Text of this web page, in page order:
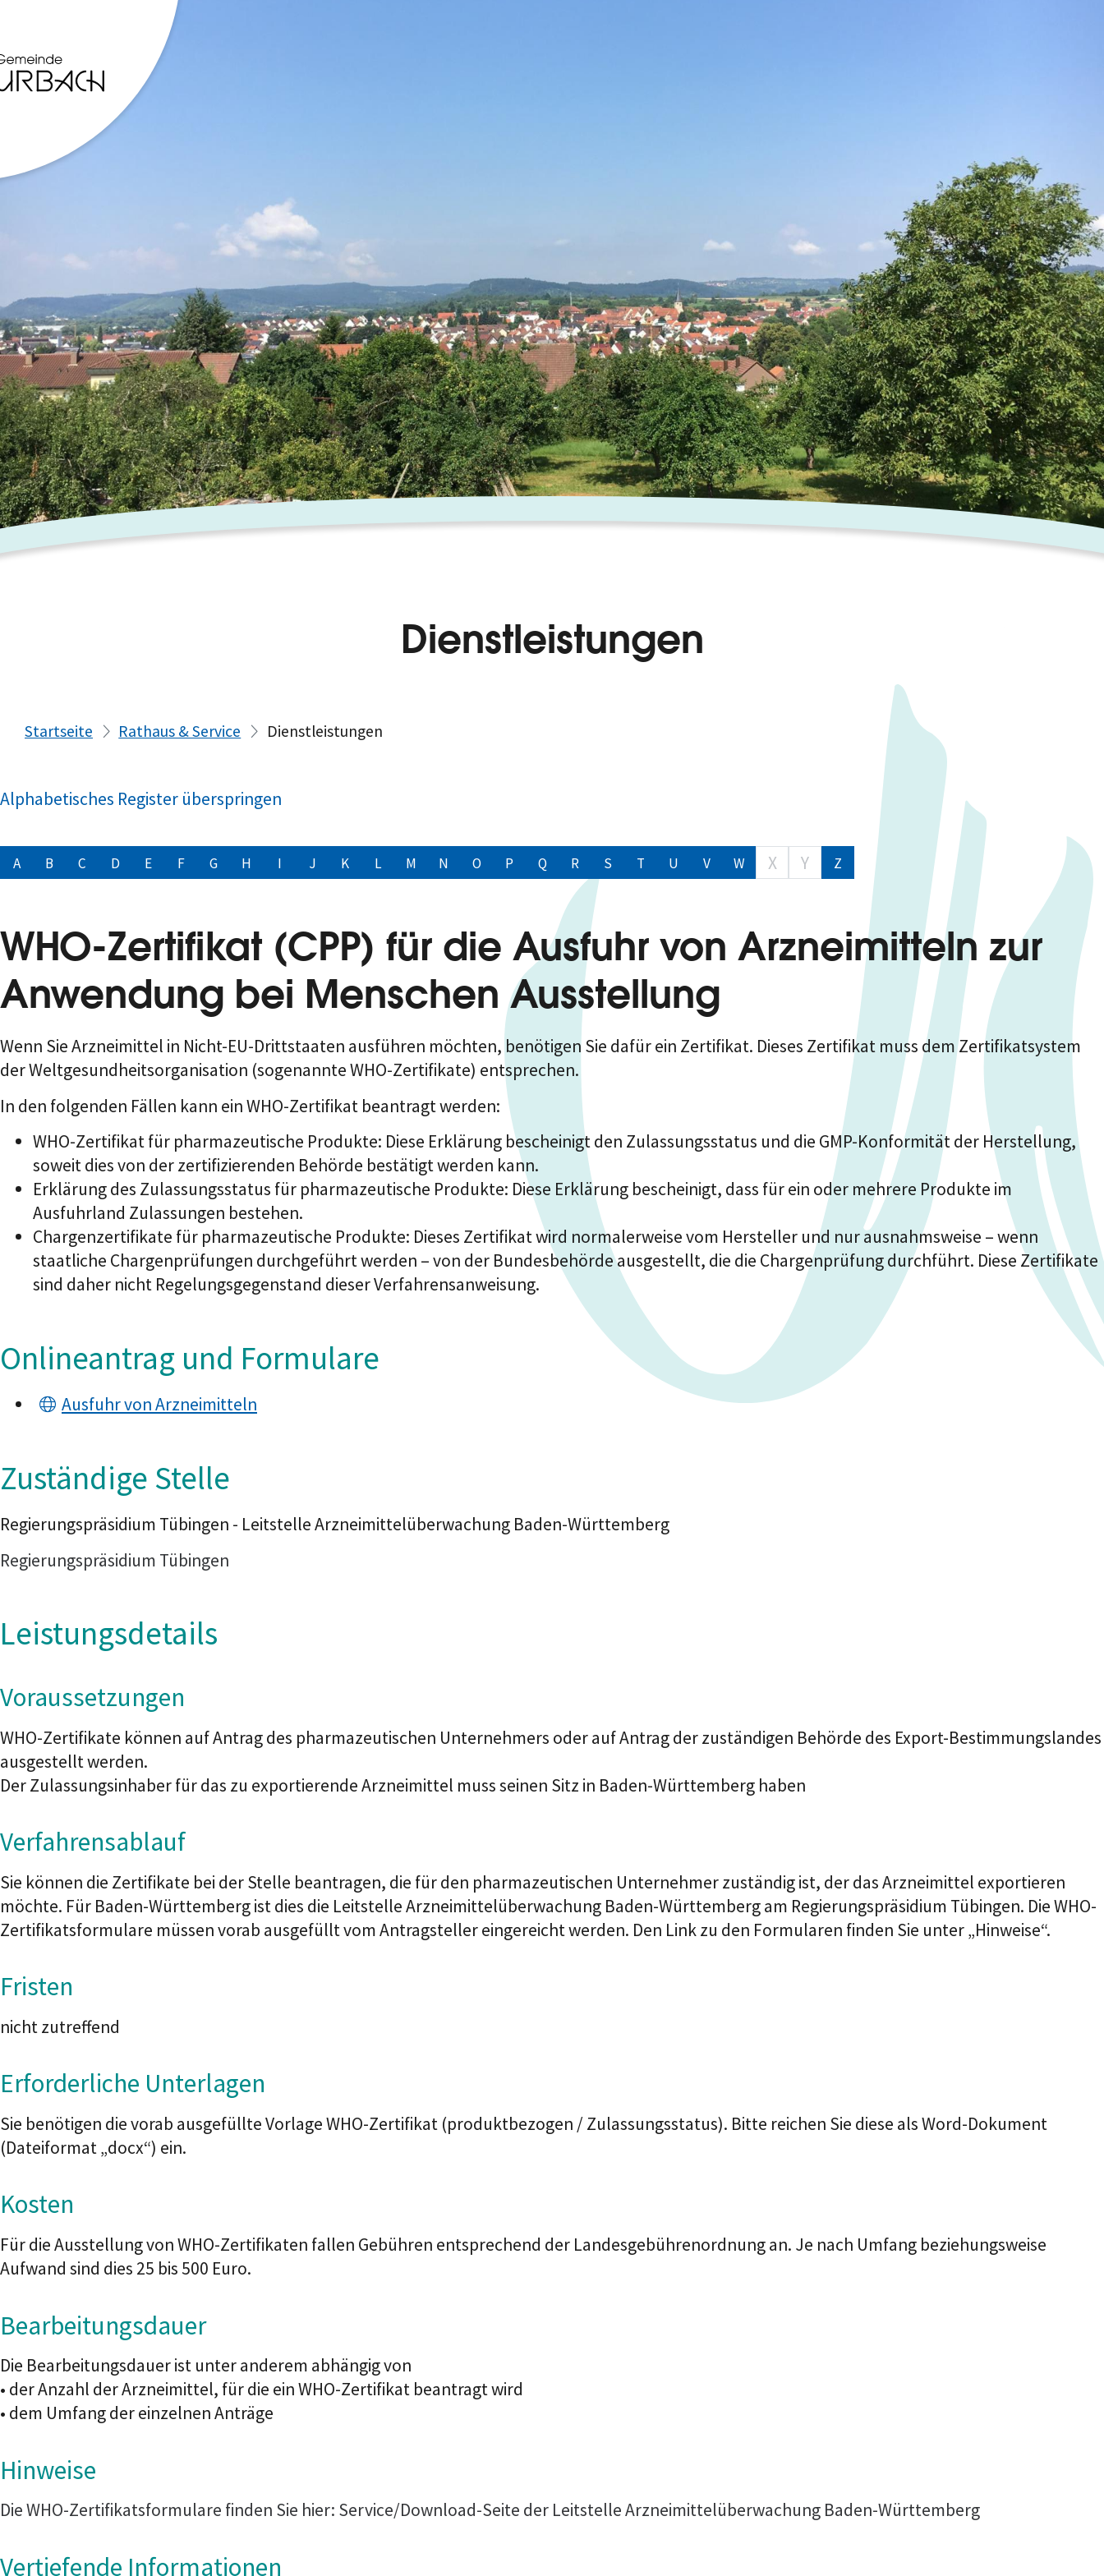
Dienstleistungen
Startseite Rathaus & Service Dienstleistungen
Alphabetisches Register überspringen
A B C D E F G H I J K L M N O P Q R S T U V W X Y Z
WHO-Zertifikat (CPP) für die Ausfuhr von Arzneimitteln zur
Anwendung bei Menschen Ausstellung
Wenn Sie Arzneimittel in Nicht-EU-Drittstaaten ausführen möchten, benötigen Sie dafür ein Zertifikat. Dieses Zertifikat muss dem Zertifikatsystem
der Weltgesundheitsorganisation (sogenannte WHO-Zertifikate) entsprechen.
In den folgenden Fällen kann ein WHO-Zertifikat beantragt werden:
WHO-Zertifikat für pharmazeutische Produkte: Diese Erklärung bescheinigt den Zulassungsstatus und die GMP-Konformität der Herstellung,
soweit dies von der zertifizierenden Behörde bestätigt werden kann.
Erklärung des Zulassungsstatus für pharmazeutische Produkte: Diese Erklärung bescheinigt, dass für ein oder mehrere Produkte im
Ausfuhrland Zulassungen bestehen.
Chargenzertifikate für pharmazeutische Produkte: Dieses Zertifikat wird normalerweise vom Hersteller und nur ausnahmsweise – wenn
staatliche Chargenprüfungen durchgeführt werden – von der Bundesbehörde ausgestellt, die die Chargenprüfung durchführt. Diese Zertifikate
sind daher nicht Regelungsgegenstand dieser Verfahrensanweisung.
Onlineantrag und Formulare
Ausfuhr von Arzneimitteln
Zuständige Stelle
Regierungspräsidium Tübingen - Leitstelle Arzneimittelüberwachung Baden-Württemberg
Regierungspräsidium Tübingen
Leistungsdetails
Voraussetzungen
WHO-Zertifikate können auf Antrag des pharmazeutischen Unternehmers oder auf Antrag der zuständigen Behörde des Export-Bestimmungslandes
ausgestellt werden.
Der Zulassungsinhaber für das zu exportierende Arzneimittel muss seinen Sitz in Baden-Württemberg haben
Verfahrensablauf
Sie können die Zertifikate bei derStelle beantragen, die für den pharmazeutischen Unternehmer zuständig ist, der das Arzneimittel exportieren
möchte. Für Baden-Württemberg ist dies die Leitstelle Arzneimittelüberwachung Baden-Württemberg am Regierungspräsidium Tübingen. Die WHO-
Zertifikatsformulare müssen vorab ausgefüllt vom Antragsteller eingereicht werden. Den Link zu den Formularen finden Sie unter „Hinweise“.
Fristen
nicht zutreffend
Erforderliche Unterlagen
Sie benötigen die vorab ausgefüllte Vorlage WHO-Zertifikat (produktbezogen / Zulassungsstatus). Bitte reichen Sie diese als Word-Dokument
(Dateiformat „docx“) ein.
Kosten
Für die Ausstellung von WHO-Zertifikaten fallen Gebühren entsprechend der Landesgebührenordnung an. Je nach Umfang beziehungsweise
Aufwand sind dies 25 bis 500 Euro.
Bearbeitungsdauer
Die Bearbeitungsdauer ist unter anderem abhängig von
• der Anzahl der Arzneimittel, für die ein WHO-Zertifikat beantragt wird
• dem Umfang der einzelnen Anträge
Hinweise
Die WHO-Zertifikatsformulare finden Sie hier: Service/Download-Seite der Leitstelle Arzneimittelüberwachung Baden-Württemberg
Vertiefende Informationen